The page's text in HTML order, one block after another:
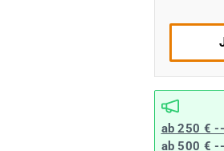
ab 250 €
ab 500 €